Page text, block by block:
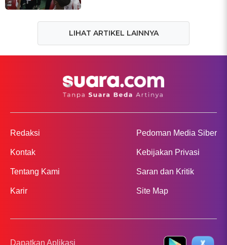
LIHAT ARTIKEL LAINNYA
Redaksi
Kontak
Tentang Kami
Karir
Pedoman Media Siber
Kebijakan Privasi
Saran dan Kritik
Site Map
Dapatkan Aplikasi